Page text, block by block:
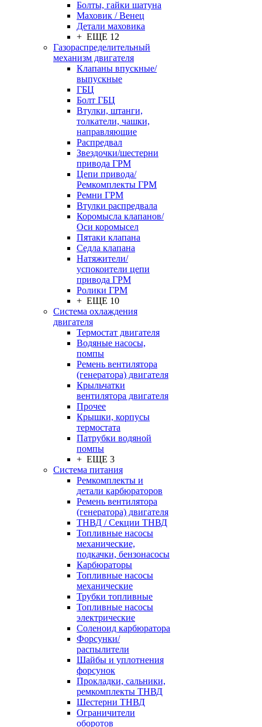
Болты, гайки шатуна
Маховик / Венец
Детали маховика
+ ЕЩЕ 12
Газораспределительный
механизм двигателя
Клапаны впускные/
выпускные
ГБЦ
Болт ГБЦ
Втулки, штанги,
толкатели, чашки,
направляющие
Распредвал
Звездочки/шестерни
привода ГРМ
Цепи привода/
Ремкомплекты ГРМ
Ремни ГРМ
Втулки распредвала
Коромысла клапанов/
Оси коромысел
Пятаки клапана
Седла клапана
Натяжители/
успокоители цепи
привода ГРМ
Ролики ГРМ
+ ЕЩЕ 10
Система охлаждения
двигателя
Термостат двигателя
Водяные насосы,
помпы
Ремень вентилятора
(генератора) двигателя
Крыльчатки
вентилятора двигателя
Прочее
Крышки, корпусы
термостата
Патрубки водяной
помпы
+ ЕЩЕ 3
Система питания
Ремкомплекты и
детали карбюраторов
Ремень вентилятора
(генератора) двигателя
ТНВД / Секции ТНВД
Топливные насосы
механические,
подкачки, бензонасосы
Карбюраторы
Топливные насосы
механические
Трубки топливные
Топливные насосы
электрические
Соленоид карбюратора
Форсунки/
распылители
Шайбы и уплотнения
форсунок
Прокладки, сальники,
ремкомплекты ТНВД
Шестерни ТНВД
Ограничители
оборотов